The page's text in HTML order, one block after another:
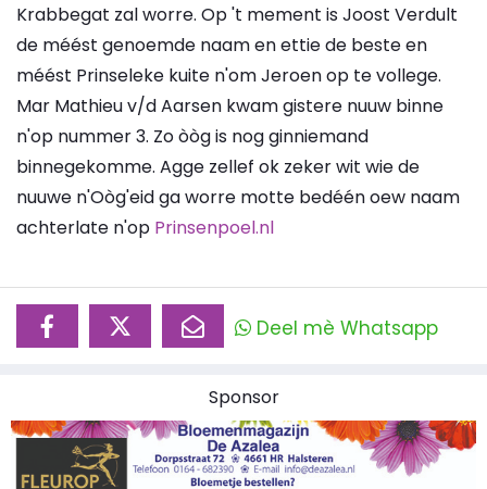
Krabbegat zal worre. Op 't mement is Joost Verdult
de méést genoemde naam en ettie de beste en
méést Prinseleke kuite n'om Jeroen op te vollege.
Mar Mathieu v/d Aarsen kwam gistere nuuw binne
n'op nummer 3. Zo òòg is nog ginniemand
binnegekomme. Agge zellef ok zeker wit wie de
nuuwe n'Oòg'eid ga worre motte bedéén oew naam
achterlate n'op Prinsenpoel.nl
Deel mè Whatsapp
Sponsor